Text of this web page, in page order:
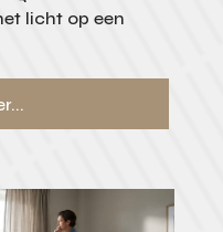
licht op een